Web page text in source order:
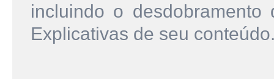
incluindo o
Explicativas de seu